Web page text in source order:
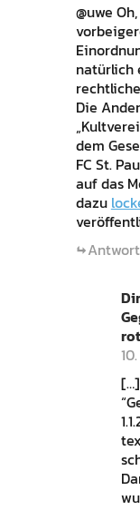
@uwe
natürlich
Die
dem
FC St.
auf das
dazu